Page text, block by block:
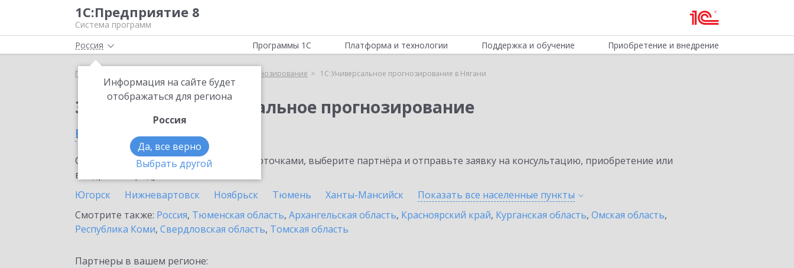
1С:Предприятие 8
Система программ
Россия
Информация на сайте будет
отображаться для региона
Россия
Да, все верно
Выбрать другой
Программы 1С Платформа и технологии Поддержка и обучение Приобретение и внедрение
Главная 1С:Универсальное прогнозирование 1С:Универсальное прогнозирование в Нягани
Заказать 1С:Универсальное прогнозирование
в Нягани
Ознакомьтесь с информационными карточками, выберите партнёра и отправьте заявку на консультацию, приобретение или
внедрение продукта.
Югорск
Нижневартовск Ноябрьск Тюмень Ханты-Мансийск Показать все населенные пункты
Смотрите также: Россия, Тюменская область, Архангельская область, Красноярский край, Курганская область, Омская область,
Республика Коми, Свердловская область, Томская область
Партнеры в вашем регионе: